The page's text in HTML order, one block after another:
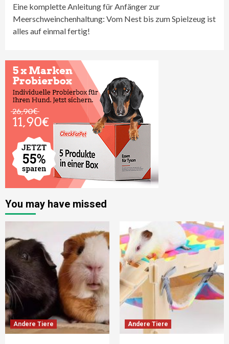
Eine komplette Anleitung für Anfänger zur
Meerschweinchenhaltung: Vom Nest bis zum Spielzeug ist
alles auf einmal fertig!
You may have missed
Andere Tiere Andere Tiere